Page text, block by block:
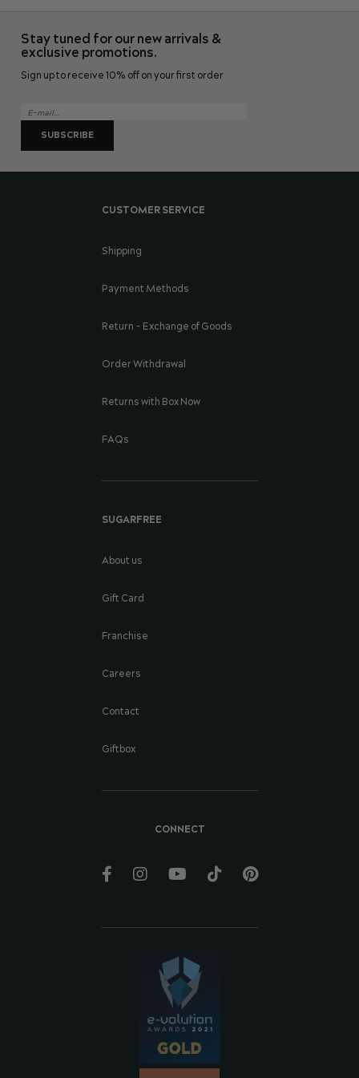
CUSTOMER SERVICE
Shipping
Payment Methods
Return - Exchange of Goods
Order Withdrawal
Returns with Box Now
FAQs
SUGARFREE
About us
Gift Card
Franchise
Careers
Contact
Giftbox
CONNECT
Stay tuned for our new arrivals &
exclusive promotions.
Sign up to receive 10% off on your first order
SUBSCRIBE